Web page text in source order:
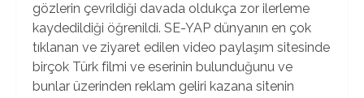
gözlerin çevrildiği davada oldukça zor ilerleme
kaydedildiği öğrenildi. SE-YAP dünyanın en çok
tıklanan ve ziyaret edilen video paylaşım sitesinde
birçok Türk filmi ve eserinin bulunduğunu ve
bunlar üzerinden reklam geliri kazana sitenin